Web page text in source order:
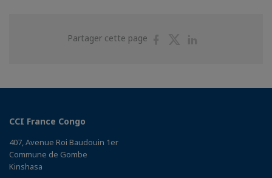
Partager cette page
PartagerPartager
CCI France Congo
407, Avenue Roi Baudouin 1er
Commune de Gombe
Kinshasa